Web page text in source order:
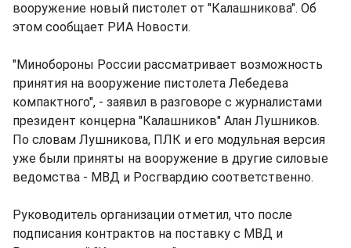
вооружение новый пистолет от "Калашникова". Об
этом сообщает РИА Новости.
"Минобороны России рассматривает возможность
принятия на вооружение пистолета Лебедева
компактного", - заявил в разговоре с журналистами
президент концерна "Калашников" Алан Лушников.
По словам Лушникова, ПЛК и его модульная версия
уже были приняты на вооружение в другие силовые
ведомства - МВД и Росгвардию соответственно.
Руководитель организации отметил, что после
подписания контрактов на поставку с МВД и